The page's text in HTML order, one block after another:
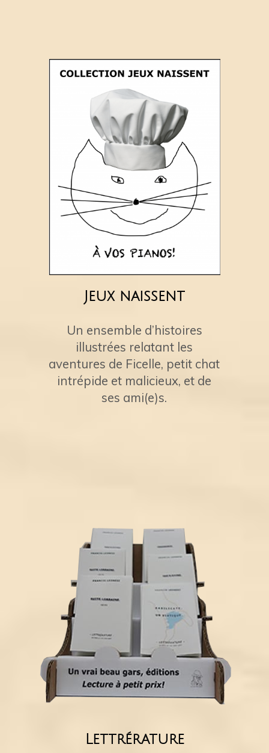
Jeux naissent
Un ensemble d’histoires
illustrées relatant les
aventures de Ficelle, petit chat
intrépide et malicieux, et de
ses ami(e)s.
Lettrérature